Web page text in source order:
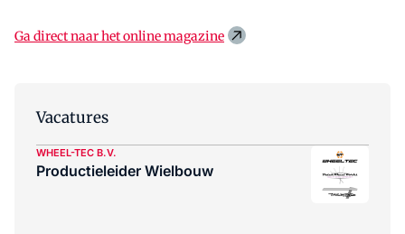
Ga direct naar het online magazine
Vacatures
WHEEL-TEC B.V.
Productieleider Wielbouw